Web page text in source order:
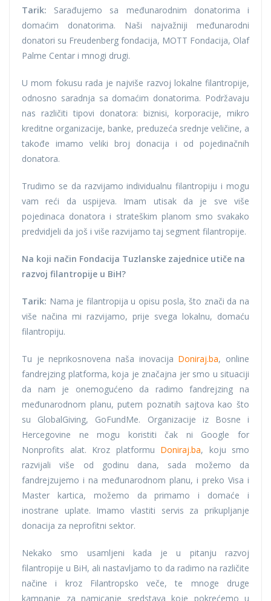
Tarik: Sarađujemo sa međunarodnim donatorima i
domaćim donatorima. Naši najvažniji međunarodni
donatori su Freudenberg fondacija, MOTT Fondacija, Olaf
Palme Centar i mnogi drugi.
U mom fokusu rada je najviše razvoj lokalne filantropije,
odnosno saradnja sa domaćim donatorima. Podržavaju
nas različiti tipovi donatora: biznisi, korporacije, mikro
kreditne organizacije, banke, preduzeća srednje veličine, a
takođe imamo veliki broj donacija i od pojedinačnih
donatora.
Trudimo se da razvijamo individualnu filantropiju i mogu
vam reći da uspijeva. Imam utisak da je sve više
pojedinaca donatora i strateškim planom smo svakako
predvidjeli da još i više razvijamo taj segment filantropije.
Na koji način Fondacija Tuzlanske zajednice utiče na
razvoj filantropije u BiH?
Tarik: Nama je filantropija u opisu posla, što znači da na
više načina mi razvijamo, prije svega lokalnu, domaću
filantropiju.
Tu je neprikosnovena naša inovacija Doniraj.ba, online
fandrejzing platforma, koja je značajna jer smo u situaciji
da nam je onemogućeno da radimo fandrejzing na
međunarodnom planu, putem poznatih sajtova kao što
su GlobalGiving, GoFundMe. Organizacije iz Bosne i
Hercegovine ne mogu koristiti čak ni Google for
Nonprofits alat. Kroz platformu Doniraj.ba, koju smo
razvijali više od godinu dana, sada možemo da
fandrejzujemo i na međunarodnom planu, i preko Visa i
Master kartica, možemo da primamo i domaće i
inostrane uplate. Imamo vlastiti servis za prikupljanje
donacija za neprofitni sektor.
Nekako smo usamljeni kada je u pitanju razvoj
filantropije u BiH, ali nastavljamo to da radimo na različite
načine i kroz Filantropsko veče, te mnoge druge
kampanje za namicanje sredstava koje pokrećemo u